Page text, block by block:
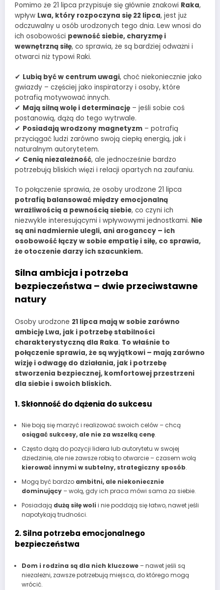
Pomimo że 21 lipca przypisuje się głównie znakowi Raka,
wpływ Lwa, który rozpoczyna się 22 lipca, jest już
odczuwalny u osób urodzonych tego dnia. Lew wnosi do
ich osobowości pewność siebie, charyzmę i
wewnętrzną siłę, co sprawia, że są bardziej odważni i
otwarci niż typowi Raki.
✔ Lubią być w centrum uwagi, choć niekoniecznie jako
gwiazdy – częściej jako inspiratorzy i osoby, które
potrafią motywować innych.
✔ Mają silną wolę i determinację – jeśli sobie coś
postanowią, dążą do tego wytrwale.
✔ Posiadają wrodzony magnetyzm – potrafią
przyciągać ludzi zarówno swoją ciepłą energią, jak i
naturalnym autorytetem.
✔ Cenią niezależność, ale jednocześnie bardzo
potrzebują bliskich więzi i relacji opartych na zaufaniu.
To połączenie sprawia, że osoby urodzone 21 lipca
potrafią balansować między emocjonalną
wrażliwością a pewnością siebie, co czyni ich
niezwykle interesującymi i wpływowymi jednostkami. Nie
są ani nadmiernie ulegli, ani aroganccy – ich
osobowość łączy w sobie empatię i siłę, co sprawia,
że otoczenie darzy ich szacunkiem.
Silna ambicja i potrzeba
bezpieczeństwa – dwie przeciwstawne
natury
Osoby urodzone 21 lipca mają w sobie zarówno
ambicję Lwa, jak i potrzebę stabilności
charakterystyczną dla Raka. To właśnie to
połączenie sprawia, że są wyjątkowi – mają zarówno
wizję i odwagę do działania, jak i potrzebę
stworzenia bezpiecznej, komfortowej przestrzeni
dla siebie i swoich bliskich.
1. Skłonność do dążenia do sukcesu
Nie boją się marzyć i realizować swoich celów – chcą
osiągać sukcesy, ale nie za wszelką cenę.
Często dążą do pozycji lidera lub autorytetu w swojej
dziedzinie, ale nie zawsze robią to otwarcie – czasem wolą
kierować innymi w subtelny, strategiczny sposób.
Mogą być bardzo ambitni, ale niekoniecznie
dominujący– wolą, gdy ich praca mówi sama za siebie.
Posiadają dużą siłę woli i nie poddają się łatwo, nawet jeśli
napotykają trudności.
2. Silna potrzeba emocjonalnego
bezpieczeństwa
Dom i rodzina są dla nich kluczowe– nawet jeśli są
niezależni, zawsze potrzebują miejsca, do którego mogą
wrócić.